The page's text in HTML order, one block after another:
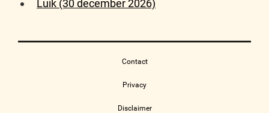
Luik (30 december 2026)
Contact
Privacy
Disclaimer